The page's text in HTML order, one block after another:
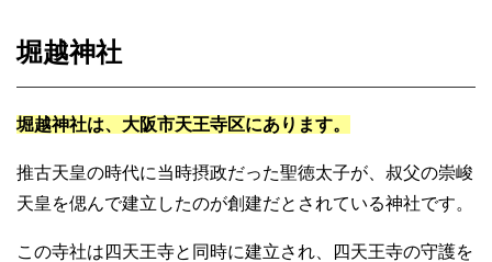
堀越神社
堀越神社は、大阪市天王寺区にあります。
推古天皇の時代に当時摂政だった聖徳太子が、叔父の崇峻
天皇を偲んで建立したのが創建だとされている神社です。
この寺社は四天王寺と同時に建立され、四天王寺の守護を